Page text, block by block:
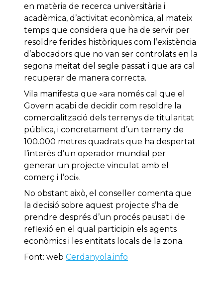
en matèria de recerca universitària i
acadèmica, d’activitat econòmica, al mateix
temps que considera que ha de servir per
resoldre ferides històriques com l’existència
d’abocadors que no van ser controlats en la
segona meitat del segle passat i que ara cal
recuperar de manera correcta.
Vila manifesta que «ara només cal que el
Govern acabi de decidir com resoldre la
comercialització dels terrenys de titularitat
pública, i concretament d’un terreny de
100.000 metres quadrats que ha despertat
l’interès d’un operador mundial per
generar un projecte vinculat amb el
comerç i l’oci».
No obstant això, el conseller comenta que
la decisió sobre aquest projecte s’ha de
prendre després d’un procés pausat i de
reflexió en el qual participin els agents
econòmics i les entitats locals de la zona.
Font: web Cerdanyola.info